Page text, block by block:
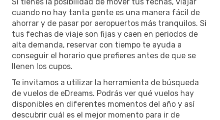
cuando no hay tanta gente es una manera fácil de
ahorrar y de pasar por aeropuertos más tranquilos. Si
tus fechas de viaje son fijas y caen en periodos de
alta demanda, reservar con tiempo te ayuda a
conseguir el horario que prefieres antes de que se
llenen los cupos.
Te invitamos a utilizar la herramienta de búsqueda
de vuelos de eDreams. Podrás ver qué vuelos hay
disponibles en diferentes momentos del año y así
descubrir cuál es el mejor momento para ir de